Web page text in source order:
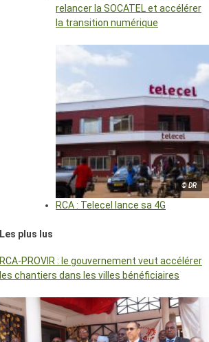
relancer la SOCATEL et accélérer
la transition numérique
© DR
RCA : Telecel lance sa 4G
Les plus lus
RCA-PROVIR : le gouvernement veut accélérer
les chantiers dans les villes bénéficiaires